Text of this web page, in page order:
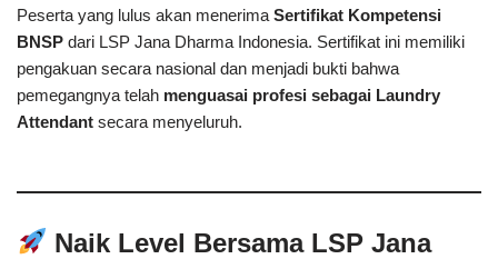
Peserta yang lulus akan menerima Sertifikat Kompetensi
BNSP dari LSP Jana Dharma Indonesia. Sertifikat ini memiliki
pengakuan secara nasional dan menjadi bukti bahwa
pemegangnya telah menguasai profesi sebagai Laundry
Attendant secara menyeluruh.
Naik Level Bersama LSP Jana